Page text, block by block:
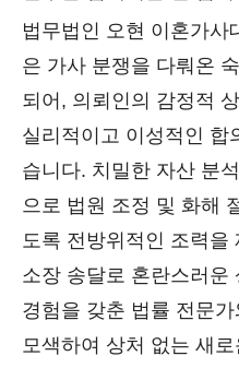
법무법인 오현 이혼가사
은 가사 분쟁을 다뤄온
되어, 의뢰인의 감정적
실리적이고 이성적인 합
습니다. 치밀한 자산 분
으로 법원 조정 및 화해
도록 전방위적인 조력을
소장 송달로 혼란스러운
경험을 갖춘 법률 전문
모색하여 상처 없는 새